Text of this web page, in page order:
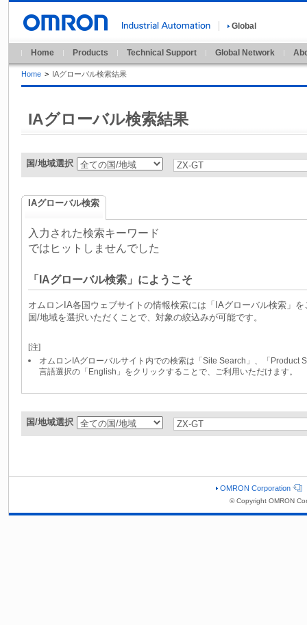
Global
Home Products Technical Support Global Network
Home > IAグローバル検索結果
IAグローバル検索結果
国/地域選択
IAグローバル検索
入力された検索キーワード
ではヒットしませんでした
「IAグローバル検索」にようこそ
オムロンIA各国ウェブサイトの情報検索には「IAグローバル検索」
国/地域を選択いただくことで、対象の絞込みが可能です。
[注]
オムロンIAグローバルサイト内での検索は「Site Search」、「Product
言語選択の「English」をクリックすることで、ご利用いただけます。
国/地域選択
OMRON Corporation
© Copyright OMRON